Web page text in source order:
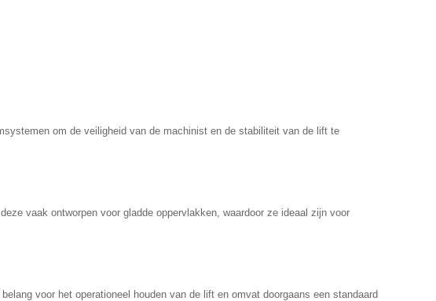
om de veiligheid van de machinist en de stabiliteit van de lift te
vaak ontworpen voor gladde oppervlakken, waardoor ze ideaal zijn voor
voor het operationeel houden van de lift en omvat doorgaans een standaard